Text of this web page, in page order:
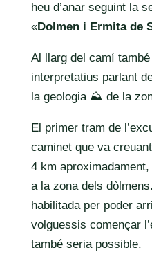
heu d’anar seguint la
«Dolmen i Ermita de
Al llarg del camí
interpretatius parlant
la geologia ⛰️ de la
El primer tram de
caminet que va
4 km
a la zona dels
habilitada per poder
volguessis començar
també seria possible.